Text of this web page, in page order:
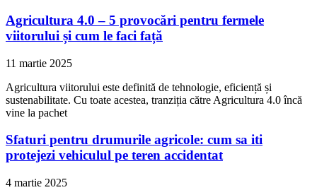
Agricultura 4.0 – 5 provocări pentru fermele
viitorului și cum le faci față
11 martie 2025
Agricultura viitorului este definită de tehnologie, eficiență și
sustenabilitate. Cu toate acestea, tranziția către Agricultura 4.0 încă
vine la pachet
Sfaturi pentru drumurile agricole: cum sa iti
protejezi vehiculul pe teren accidentat
4 martie 2025